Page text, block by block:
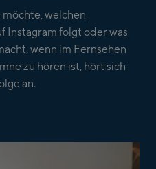
welchen
Instagram folgt oder was
wenn im Fernsehen
zu hören ist, hört sich
an.